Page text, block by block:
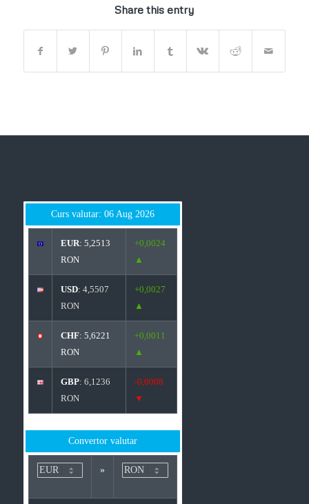
Share this entry
Curs valutar: 06 Aug 2026
EUR: 5,2513
RON
+0,0024
▲
USD: 4,5507
RON
+0,0027
▲
CHF: 5,6221
RON
+0,0011
▲
GBP: 6,1236
RON
-0,0008
▼
Convertor valutar
»